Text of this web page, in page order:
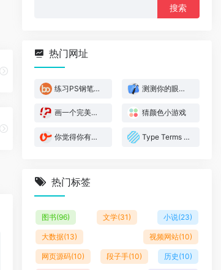
热门网址
练习PS钢笔工具小游戏 测测你的眼睛对色差的辨识度
画一个完美的圆 猜颜色小游戏
你觉得你有设计师的眼光吗？ Type Terms 文字排版术语学习
热门标签
图书(96) 文学(31) 小说(23)
大数据(13) 视频网站(10)
网页源码(10) 段子手(10) 历史 (10)